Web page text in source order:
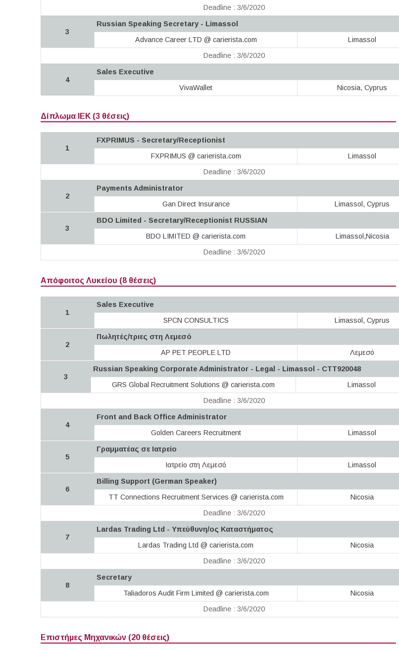
Deadline : 3/6/2020
3
Russian Speaking Secretary - Limassol
Advance Career LTD @ carierista.com
Limassol
Deadline : 3/6/2020
4
Sales Executive
VivaWallet
Nicosia, Cyprus
Δίπλωμα ΙΕΚ (3 θέσεις)
1
FXPRIMUS - Secretary/Receptionist
FXPRIMUS @ carierista.com
Limassol
Deadline : 3/6/2020
2
Payments Administrator
Gan Direct Insurance
Limassol, Cyprus
3
BDO Limited - Secretary/Receptionist RUSSIAN
BDO LIMITED @ carierista.com
Limassol,Nicosia
Deadline : 3/6/2020
Απόφοιτος Λυκείου (8 θέσεις)
1
Sales Executive
SPCN CONSULTICS
Limassol, Cyprus
2
Πωλητές/τριες στη Λεμεσό
AP PET PEOPLE LTD
Λεμεσό
3
Russian Speaking Corporate Administrator - Legal - Limassol - CTT920048
GRS Global Recruitment Solutions @ carierista.com
Limassol
Deadline : 3/6/2020
4
Front and Back Office Administrator
Golden Careers Recruitment
Limassol
5
Γραμματέας σε Ιατρείο
Ιατρείο στη Λεμεσό
Limassol
6
Billing Support (German Speaker)
TT Connections Recruitment Services @ carierista.com
Nicosia
Deadline : 3/6/2020
7
Lardas Trading Ltd - Υπεύθυνη/ος Καταστήματος
Lardas Trading Ltd @ carierista.com
Nicosia
Deadline : 3/6/2020
8
Secretary
Taliadoros Audit Firm Limited @ carierista.com
Nicosia
Deadline : 3/6/2020
Επιστήμες Μηχανικών (20 θέσεις)